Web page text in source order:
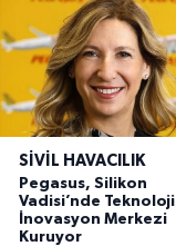
SIVIL HAVACILIK
Pegasus, Silikon
Vadisi’nde Teknoloji
İnovasyon Merkezi
Kuruyor